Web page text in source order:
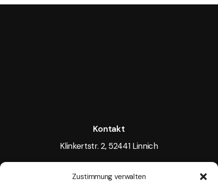
Zustimmung verwalten
Kontakt
Klinkertstr. 2, 52441 Linnich
Tel.: +49 15117605256